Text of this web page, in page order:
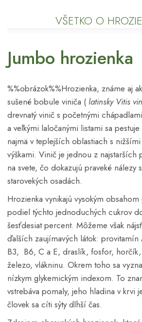
VŠETKO O
Jumbo hrozienka
%%obrázok%%Hrozienka, známe aj
sušené bobule viniča ( latinsky Vitis
drevnatý vinič s početnými
a veľkými laločanými listami sa pestuje
najmä v teplejších oblastiach s
výškami. Vinič je jednou z najstarších
na svete, čo dokazujú praveké nálezy
starovekých osadách.
Hrozienka vynikajú vysokým
podiel týchto jednoduchých cukrov
šesťdesiat percent. Môžeme však
ďalších zaujímavých látok: provitamín
B3, B6, C a E, draslík, fosfor,
železo, vlákninu. Okrem toho sa
nízkym glykemickým indexom. To
vstrebáva pomaly, jeho hladina v krvi
človek sa cíti sýty dlhší čas.